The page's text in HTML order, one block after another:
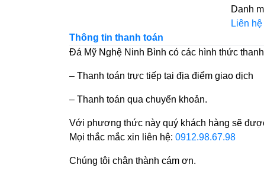
Danh
Liên
Thông tin thanh toán
Đá Mỹ Nghệ Ninh Bình có các hình thức
– Thanh toán trực tiếp tại địa điểm giao dịch
– Thanh toán qua chuyển khoản.
Với phương thức này quý khách hàng sẽ
Mọi thắc mắc xin liên hệ: 0912.98.67.98
Chúng tôi chân thành cám ơn.